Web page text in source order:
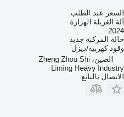
السعر عند الطلب
آلة الغربلة الهزازة
2024
حالة المركبة جديد
وقود كهربية/ديزل
الصين، Zheng Zhou Shi
Liming Heavy Industry
الاتصال بالبائع